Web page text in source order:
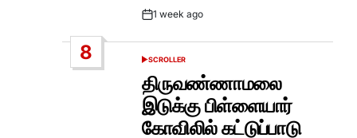
Post1 week ago
8
POSTED
SCROLLER
திருவண்ணாமலை
இடுக்கு பிள்ளையார்
கோவிலில் கட்டுப்பாடு